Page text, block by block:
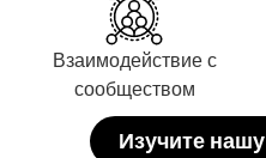
Взаимодействие с
сообществом
Изучите